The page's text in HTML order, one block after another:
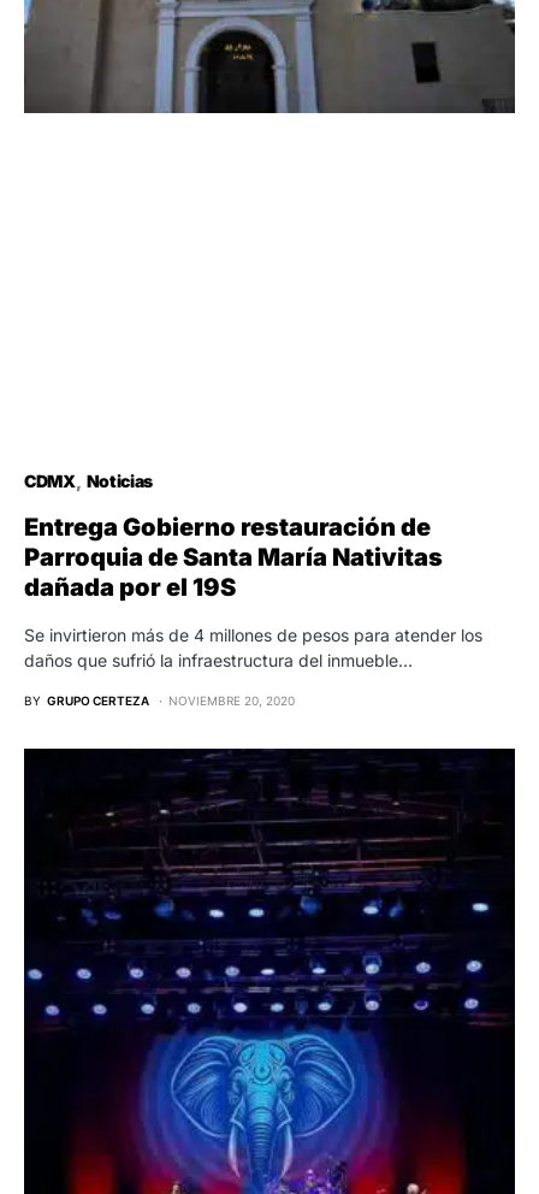
CDMX Noticias
Entrega Gobierno restauración de
Parroquia de Santa María Nativitas
dañada por el 19S
Se invirtieron más de 4 millones de pesos para atender los
daños que sufrió la infraestructura del inmueble…
BY GRUPO CERTEZA NOVIEMBRE 20, 2020